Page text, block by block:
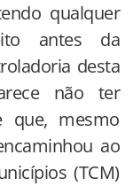
qualquer
antes da
desta
não ter
que, mesmo
ao
(TCM)